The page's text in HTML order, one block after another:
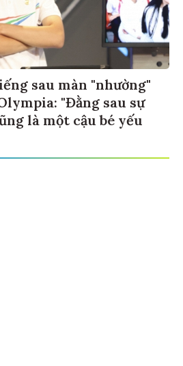
sau màn "nhường"
"Đằng sau sự
là một cậu bé yếu